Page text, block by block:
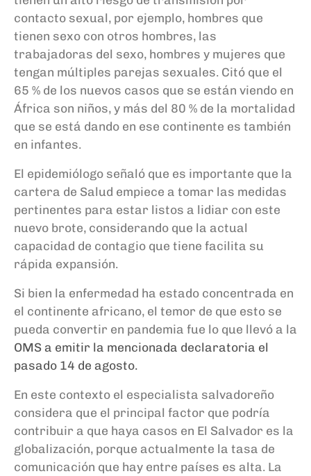
contacto sexual, por ejemplo, hombres que
tienen sexo con otros hombres, las
trabajadoras del sexo, hombres y mujeres que
tengan múltiples parejas sexuales. Citó que el
65 % de los nuevos casos que se están viendo en
África son niños, y más del 80 % de la mortalidad
que se está dando en ese continente es también
en infantes.
El epidemiólogo señaló que es importante que la
cartera de Salud empiece a tomar las medidas
pertinentes para estar listos a lidiar con este
nuevo brote, considerando que la actual
capacidad de contagio que tiene facilita su
rápida expansión.
Si bien la enfermedad ha estado concentrada en
el continente africano, el temor de que esto se
pueda convertir en pandemia fue lo que llevó a la
OMS a emitir la mencionada declaratoria el
pasado 14 de agosto.
En este contexto el especialista salvadoreño
considera que el principal factor que podría
contribuir a que haya casos en El Salvador es la
globalización, porque actualmente la tasa de
comunicación que hay entre países es alta. La